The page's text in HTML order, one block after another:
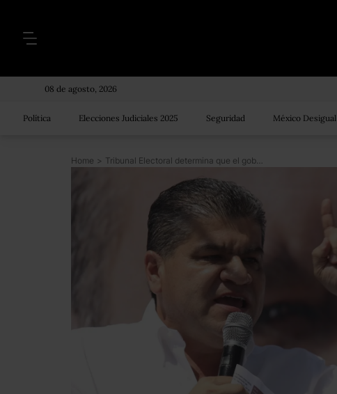
08 de agosto, 2026
Política Elecciones Judiciales 2025 Seguridad México Desigual
Home > Tribunal Electoral determina que el gobernador electo de Coahuila no rebasó gastos de campaña